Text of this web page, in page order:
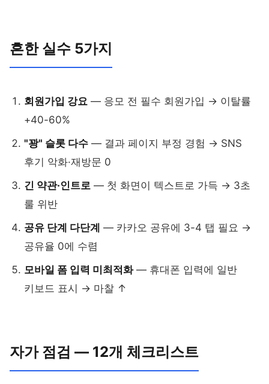
흔한 실수 5가지
회원가입 강요 — 응모 전 필수 회원가입 → 이탈률
+40-60%
"꽝" 슬롯 다수 — 결과 페이지 부정 경험 → SNS
후기 악화·재방문 0
긴 약관·인트로 — 첫 화면이 텍스트로 가득 → 3초
룰 위반
공유 단계 다단계 — 카카오 공유에 3-4 탭 필요 →
공유율 0에 수렴
모바일 폼 입력 미최적화— 휴대폰 입력에 일반
키보드 표시 → 마찰 ↑
자가 점검 — 12개 체크리스트